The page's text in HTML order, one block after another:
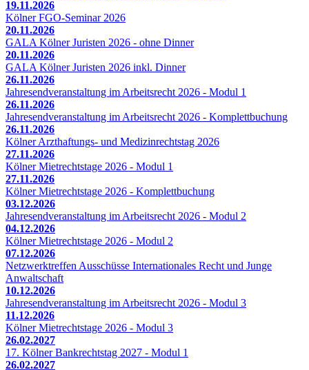
19.11.2026
Kölner FGO-Seminar 2026
20.11.2026
GALA Kölner Juristen 2026 - ohne Dinner
20.11.2026
GALA Kölner Juristen 2026 inkl. Dinner
26.11.2026
Jahresendveranstaltung im Arbeitsrecht 2026 - Modul 1
26.11.2026
Jahresendveranstaltung im Arbeitsrecht 2026 - Komplettbuchung
26.11.2026
Kölner Arzthaftungs- und Medizinrechtstag 2026
27.11.2026
Kölner Mietrechtstage 2026 - Modul 1
27.11.2026
Kölner Mietrechtstage 2026 - Komplettbuchung
03.12.2026
Jahresendveranstaltung im Arbeitsrecht 2026 - Modul 2
04.12.2026
Kölner Mietrechtstage 2026 - Modul 2
07.12.2026
Netzwerktreffen Ausschüsse Internationales Recht und Junge
Anwaltschaft
10.12.2026
Jahresendveranstaltung im Arbeitsrecht 2026 - Modul 3
11.12.2026
Kölner Mietrechtstage 2026 - Modul 3
26.02.2027
17. Kölner Bankrechtstag 2027 - Modul 1
26.02.2027